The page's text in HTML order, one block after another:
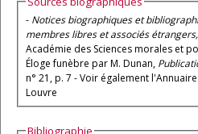
- Notices biographiques et
membres libres et associés
Académie des Sciences morales et
Éloge funèbre par M. Dunan,
n° 21, p. 7 - Voir également l'Annuaire 1908 de la Société des amis du
Louvre
Bibliographie